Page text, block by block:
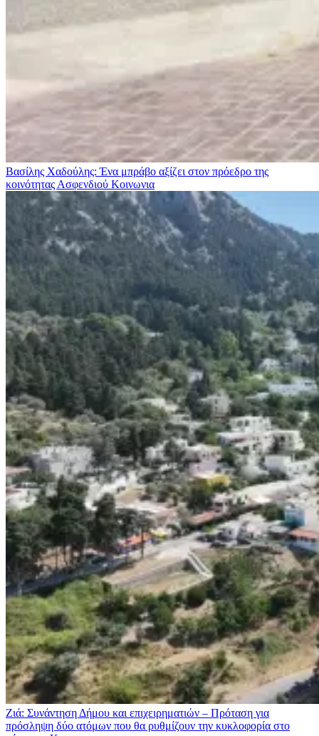
Βασίλης Χαδούλης: Ένα μπράβο αξίζει στον πρόεδρο της
κοινότητας Ασφενδιού Κοινωνια
Ζιά: Συνάντηση Δήμου και επιχειρηματιών – Πρόταση για
πρόσληψη δύο ατόμων που θα ρυθμίζουν την κυκλοφορία στο